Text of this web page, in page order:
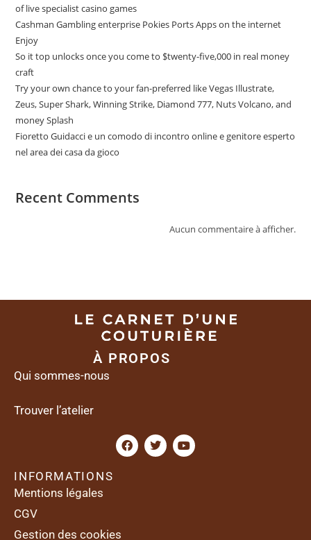
of live specialist casino games
Cashman Gambling enterprise Pokies Ports Apps on the internet
Enjoy
So it top unlocks once you come to $twenty-five,000 in real money
craft
Try your own chance to your fan-preferred like Vegas Illustrate,
Zeus, Super Shark, Winning Strike, Diamond 777, Nuts Volcano, and
money Splash
Fioretto Guidacci e un comodo di incontro online e genitore esperto
nel area dei casa da gioco
Recent Comments
Aucun commentaire à afficher.
À PROPOS
Qui sommes-nous
Trouver l’atelier
INFORMATIONS
Mentions légales
CGV
Gestion des cookies